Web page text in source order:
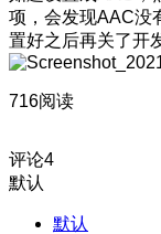
项，会发现AAC没
置好之后再关了开
716阅读
评论4
默认
默认